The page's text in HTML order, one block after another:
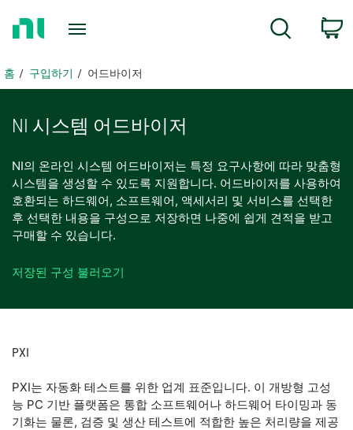
지
홈 구입하기 어드바이저
NI 시스템 어드바이저
NI의 온라인 시스템 어드바이저는 특정 요구사항에 따라 맞춤형
시스템을 생성할 수 있도록 지원합니다. 어드바이저를 사용하여
호환되는 하드웨어, 소프트웨어, 액세서리 및 서비스를 선택한
후 선택한 내용을 구성으로 저장하면 나중에 쉽게 견적을 받고
구매할 수 있습니다.
저장된 구성 불러오기
PXI​
PXI는 자동화 테스트를 위한 업계 표준입니다. 이 개방형 고성
능 PC 기반 플랫폼은 통합 소프트웨어나 하드웨어 타이밍과 동
기화는 물론, 검증 및 생산 테스트에 적합한 높은 처리량을 제공